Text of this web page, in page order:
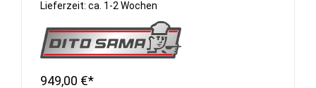
Lieferzeit: ca. 1-2 Wochen
949,00 €*